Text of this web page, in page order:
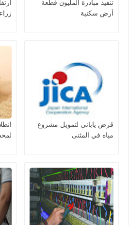
تنفيذ مبادرة المليون قطعة
أرض سكنية
قرض ياباني لتمويل مشروع
مياه في المثنى